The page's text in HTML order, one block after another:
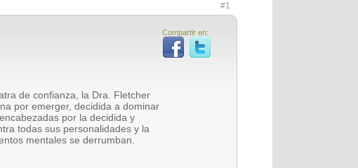
#1
Compartir en:
de confianza, la Dra. Fletcher
por emerger, decidida a dominar
por la decidida y
todas sus personalidades y la
mentales se derrumban.